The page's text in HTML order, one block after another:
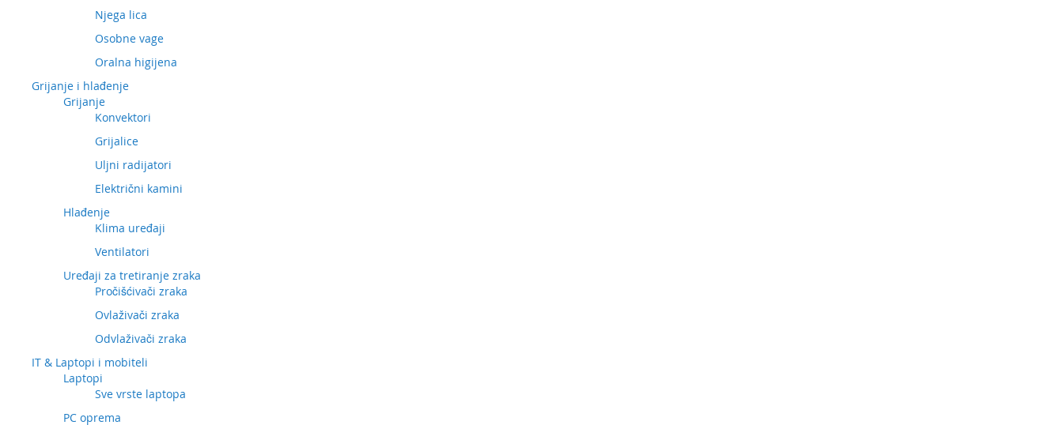
Njega lica
Osobne vage
Oralna higijena
Grijanje i hlađenje
Grijanje
Konvektori
Grijalice
Uljni radijatori
Električni kamini
Hlađenje
Klima uređaji
Ventilatori
Uređaji za tretiranje zraka
Pročišćivači zraka
Ovlaživači zraka
Odvlaživači zraka
IT & Laptopi i mobiteli
Laptopi
Sve vrste laptopa
PC oprema